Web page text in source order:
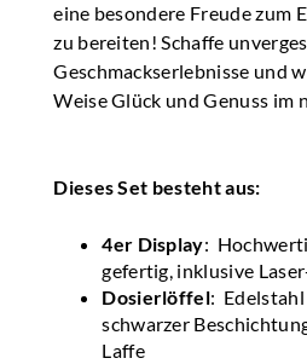
eine besondere Freude zum
zu bereiten! Schaffe
Geschmackserlebnisse und
Weise Glück und Genuss im
Dieses Set besteht aus:
4er Display:
gefertig, inklusive
Dosierlöffel:
schwarzer
Laffe